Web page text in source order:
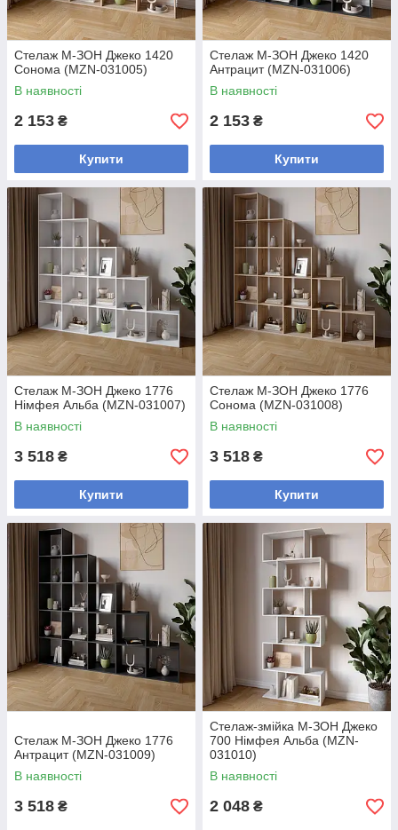
Стелаж М-ЗОН Джеко 1420
Сонома (MZN-031005)
В наявності
2 153 ₴
Купити
Стелаж М-ЗОН Джеко 1420
Антрацит (MZN-031006)
В наявності
2 153 ₴
Купити
Стелаж М-ЗОН Джеко 1776
Німфея Альба (MZN-031007)
В наявності
3 518 ₴
Купити
Стелаж М-ЗОН Джеко 1776
Сонома (MZN-031008)
В наявності
3 518 ₴
Купити
Стелаж М-ЗОН Джеко 1776
Антрацит (MZN-031009)
В наявності
3 518 ₴
Стелаж-змійка М-ЗОН Джеко
700 Німфея Альба (MZN-
031010)
В наявності
2 048 ₴